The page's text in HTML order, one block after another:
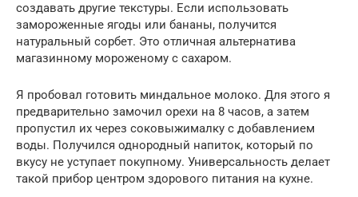
создавать другие текстуры. Если использовать
замороженные ягоды или бананы, получится
натуральный сорбет. Это отличная альтернатива
магазинному мороженому с сахаром.
Я пробовал готовить миндальное молоко. Для этого я
предварительно замочил орехи на 8 часов, а затем
пропустил их через соковыжималку с добавлением
воды. Получился однородный напиток, который по
вкусу не уступает покупному. Универсальность делает
такой прибор центром здорового питания на кухне.